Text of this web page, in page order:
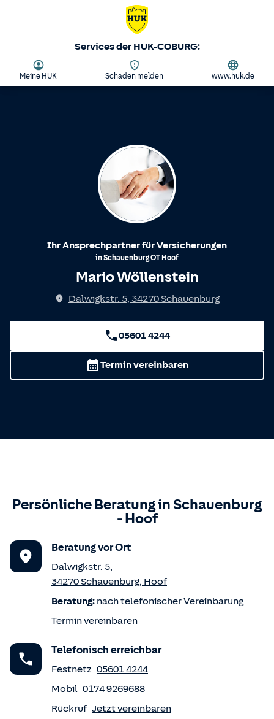
Services der HUK-COBURG:
Meine HUK Schaden melden www.huk.de
Ihr Ansprechpartner für Versicherungen
inSchauenburgOT Hoof
Mario Wöllenstein
Dalwigkstr. 5, 34270 Schauenburg
05601 4244
Termin vereinbaren
Persönliche Beratung inSchauenburg
-Hoof
Beratung vor Ort
Dalwigkstr. 5,
34270Schauenburg, Hoof
Beratung: nach telefonischer Vereinbarung
Termin vereinbaren
Telefonisch erreichbar
Festnetz 05601 4244
Mobil 0174 9269688
Rückruf Jetzt vereinbaren